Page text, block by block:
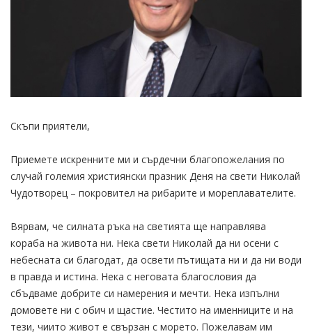
Скъпи приятели,
Приемете искренните ми и сърдечни благопожелания по
случай големия християнски празник Деня на свети Николай
Чудотворец – покровител на рибарите и мореплавателите.
Вярвам, че силната ръка на светията ще направлява
кораба на живота ни. Нека свети Николай да ни осени с
небесната си благодат, да освети пътищата ни и да ни води
в правда и истина. Нека с неговата благословия да
сбъдваме добрите си намерения и мечти. Нека изпълни
домовете ни с обич и щастие. Честито на именниците и на
тези, чиито живот е свързан с морето. Пожелавам им